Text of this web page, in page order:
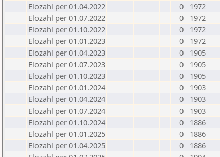
Elozahl per 01.04.2022
0
1972
Elozahl per 01.07.2022
0
1972
Elozahl per 01.10.2022
0
1972
Elozahl per 01.01.2023
0
1972
Elozahl per 01.04.2023
0
1905
Elozahl per 01.07.2023
0
1905
Elozahl per 01.10.2023
0
1905
Elozahl per 01.01.2024
0
1903
Elozahl per 01.04.2024
0
1903
Elozahl per 01.07.2024
0
1903
Elozahl per 01.10.2024
0
1886
Elozahl per 01.01.2025
0
1886
Elozahl per 01.04.2025
0
1886